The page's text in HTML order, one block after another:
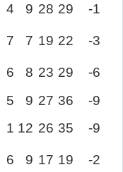
4 9 28 29 -1
7 7 19 22 -3
6 8 23 29
-6
5 9 27 36
-9
1 12 26 35 -9
6 9 17 19 -2